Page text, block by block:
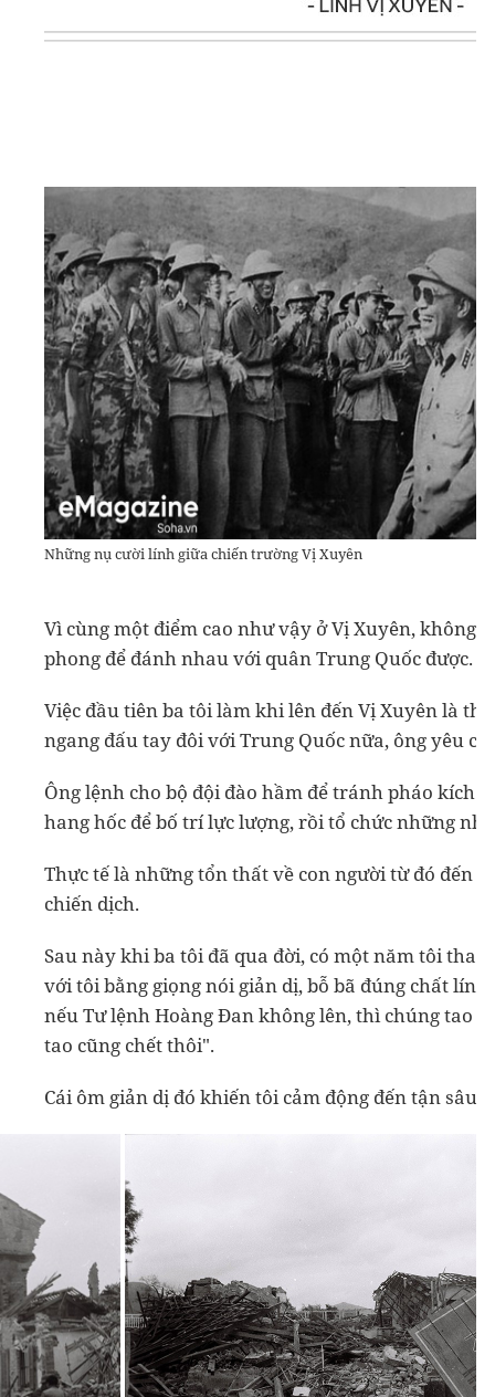
Những nụ cười lính giữa chiến trường Vị Xuyên
Vì cùng một điểm cao như vậy ở Vị Xuyên, không
phong để đánh nhau với quân Trung Quốc được.
Việc đầu tiên ba tôi làm khi lên đến Vị Xuyên là
ngang đấu tay đôi với Trung Quốc nữa, ông yêu
Ông lệnh cho bộ đội đào hầm để tránh pháo kích
hang hốc để bố trí lực lượng, rồi tổ chức những
Thực tế là những tổn thất về con người từ đó đến
chiến dịch.
Sau này khi ba tôi đã qua đời, có một năm tôi
với tôi bằng giọng nói giản dị, bỗ bã đúng chất
nếu Tư lệnh Hoàng Đan không lên, thì chúng tao
tao cũng chết thôi".
Cái ôm giản dị đó khiến tôi cảm động đến tận sâu